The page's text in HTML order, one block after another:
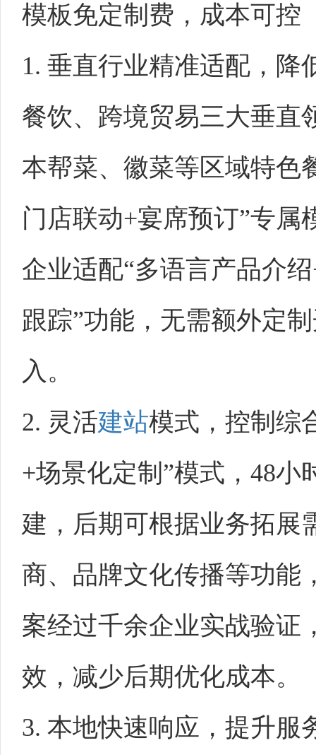
模板免定制费，成本可控
1. 垂直行业精准适配，降
餐饮、跨境贸易三大垂直
本帮菜、徽菜等区域特色
门店联动+宴席预订”专属
企业适配“多语言产品介
跟踪”功能，无需额外定
入。
2. 灵活建站模式，控制综
+场景化定制”模式，48小
建，后期可根据业务拓展
商、品牌文化传播等功能
案经过千余企业实战验证
效，减少后期优化成本。
3. 本地快速响应，提升服